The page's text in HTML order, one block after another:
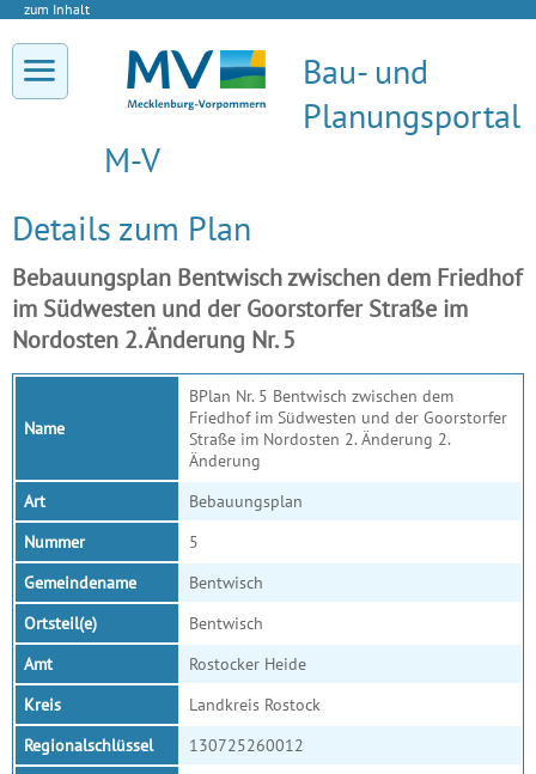
zum Inhalt
Bau- und
Planungsportal
M-V
Details zum Plan
Bebauungsplan Bentwisch zwischen dem Friedhof
im Südwesten und der Goorstorfer Straße im
Nordosten 2. Änderung Nr. 5
Name
BPlan Nr. 5 Bentwisch zwischen dem
Friedhof im Südwesten und der Goorstorfer
Straße im Nordosten 2. Änderung 2.
Änderung
Art
Bebauungsplan
Nummer
5
Gemeindename
Bentwisch
Ortsteil(e)
Bentwisch
Amt
Rostocker Heide
Kreis
Landkreis Rostock
Regionalschlüssel
130725260012